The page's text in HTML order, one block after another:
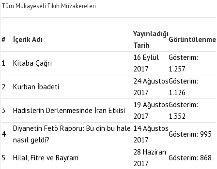
Tüm Mukayeseli Fıkıh Müzakereleri
# İçerik Adı
Yayınladığı
Tarih
Görüntülenme
1 Kitaba Çağrı
16 Eylül
2017
Gösterim:
1.257
2
Kurban İbadeti
24 Ağustos
2017
Gösterim:
1.126
3
Hadislerin Derlenmesinde İran Etkisi
19 Ağustos
2017
Gösterim:
1.352
4
Diyanetin Fetö Raporu: Bu din bu hale
nasıl geldi?
14 Ağustos
2017
Gösterim: 995
5 Hilal, Fitre ve Bayram
28 Haziran
2017
Gösterim: 868